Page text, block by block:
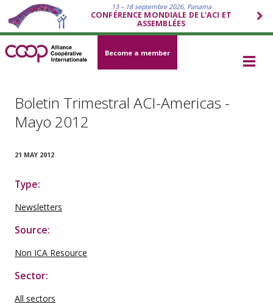
13 – 18 septembre 2026, Panama
CONFÉRENCE MONDIALE DE L’ACI ET
ASSEMBLÉES
Become a member
Boletin Trimestral ACI-Americas -
Mayo 2012
21 MAY 2012
Type:
Newsletters
Source:
Non ICA Resource
Sector:
All sectors